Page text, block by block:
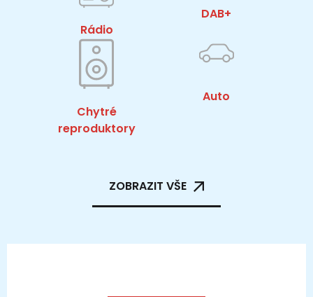
Rádio
DAB+
Chytré
reproduktory
Auto
ZOBRAZIT VŠE